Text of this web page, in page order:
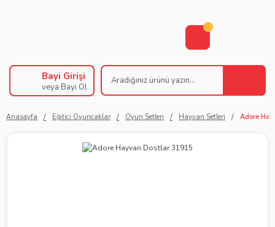
Bayi Girişi
veya Bayi Ol
Anasayfa Eğitici Oyuncaklar Oyun Setleri Hayvan Setleri Adore